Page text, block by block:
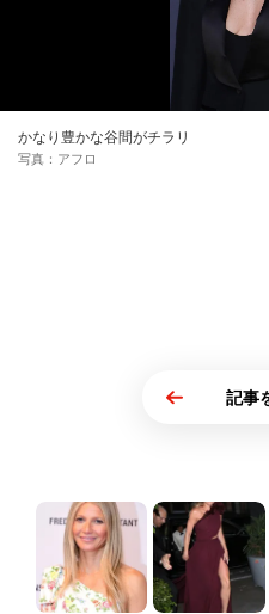
かなり豊かな谷間がチラリ
写真：アフロ
記事